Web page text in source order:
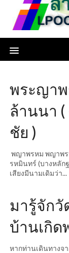
พระญาพ
ล้านนา
ชัย )
พญาพรหม พญาพร
รหมินทร์ (บางหลั
เสียงมีนามเดิมว่า...
มารู้จักวั
บ้านเกิ
หากท่านเดินทางจ